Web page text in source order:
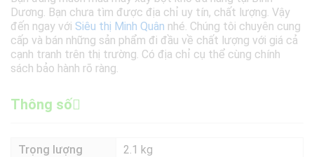
Dương. Bạn chưa tìm được địa chỉ uy tín, chất lượng. Vậy
đến ngay với Siêu thị Minh Quân nhé. Chúng tôi chuyên cung
cấp và bán những sản phẩm đi đầu về chất lượng với giá cả
cạnh tranh trên thị trường. Có địa chỉ cụ thể cùng chính
sách bảo hành rõ ràng.
Thông số
Trọng lượng
2.1 kg